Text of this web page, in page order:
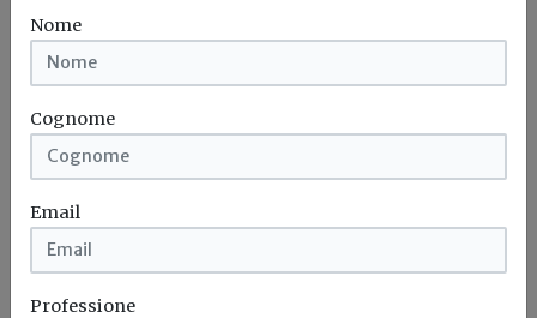
Potrebbe interessarti
Attualità
Revisione delle direttive sugli appalti
pubblici: la Risoluzione del Parlamento
europeo
Secondo la Risoluzione del 9 settembre 2025, la revisione
delle direttive sugli...
Nome
Cognome
Email
Professione